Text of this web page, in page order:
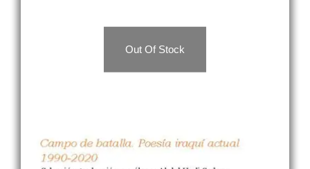
Out Of Stock